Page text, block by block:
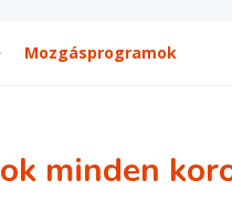
Mozgásprogramok
minden